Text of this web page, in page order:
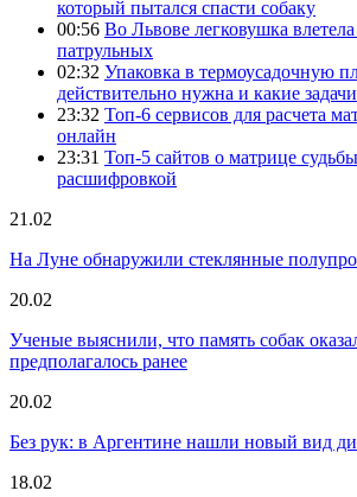
который пытался спасти собаку
00:56 Во Львове легковушка
патрульных
02:32 Упаковка в термоусадочную
действительно нужна и какие
23:32 Топ-6 сервисов для расчета
онлайн
23:31 Топ-5 сайтов о матрице
расшифровкой
21.02
На Луне обнаружили стеклянные
20.02
Ученые выяснили, что память собак
предполагалось ранее
20.02
Без рук: в Аргентине нашли новый вид
18.02